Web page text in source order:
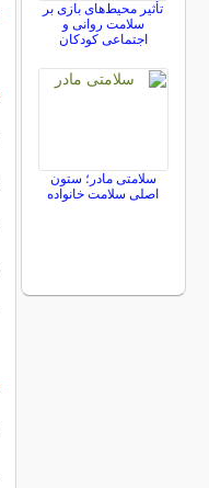
تأثیر محیط‌های بازی بر
سلامت روانی و
اجتماعی کودکان
سلامتی مادر؛ ستون
اصلی سلامت خانواده